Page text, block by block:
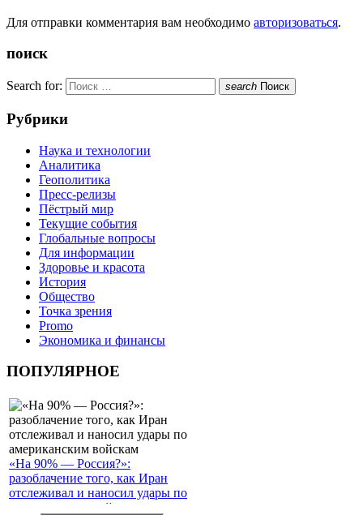
Для отправки комментария вам необходимо авторизоваться.
поиск
Search for: search Поиск
Рубрики
Наука и технологии
Аналитика
Геополитика
Пресс-релизы
Пёстрый мир
Текущие события
Глобальные вопросы
Для информации
Здоровье и красота
История
Общество
Точка зрения
Promo
Экономика и финансы
ПОПУЛЯРНОЕ
«На 90% — Россия?»:
разоблачение того, как Иран
отслеживал и наносил удары по
американским войскам